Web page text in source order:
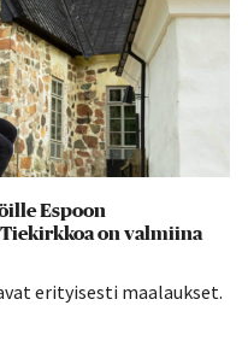
Espoon
on valmiina
erityisesti maalaukset.